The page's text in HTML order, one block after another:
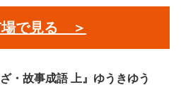
場で見る ＞
・故事成語 上』ゆうきゆう